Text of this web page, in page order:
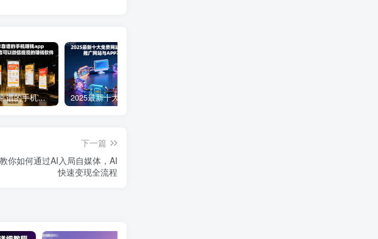
2025年靠谱的手机赚钱app（5款真实可靠可以微信提现的赚钱软件）
下一篇
你如何通过AI入局自媒体，AI
快速变现全流程